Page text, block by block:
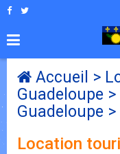
Accueil >
Guadeloupe >
Guadeloupe >
Location